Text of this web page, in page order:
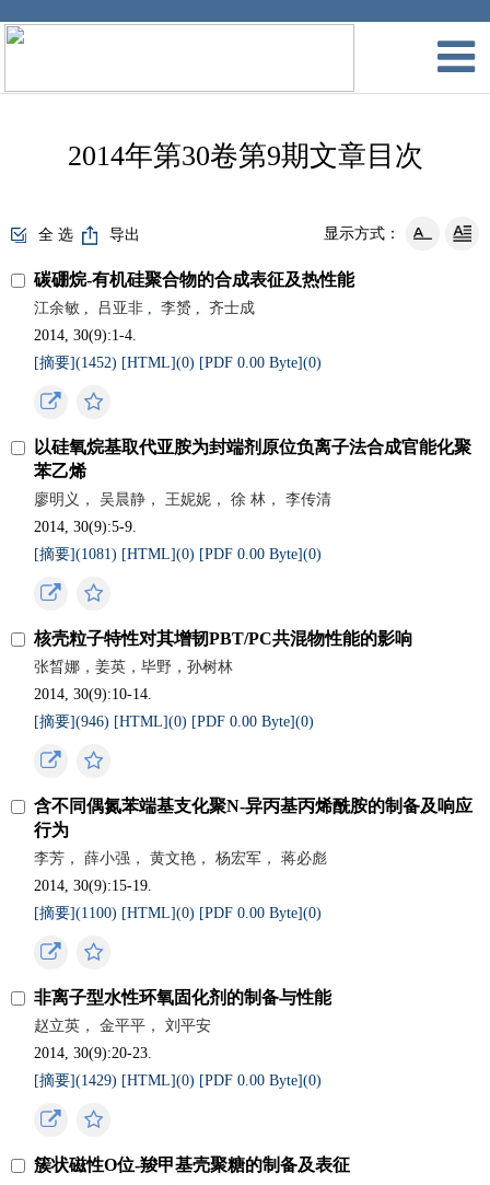
2014年第30卷第9期文章目次
全 选 导出 显示方式：
碳硼烷-有机硅聚合物的合成表征及热性能
江余敏 , 吕亚非 , 李赟 ,
齐士成
2014, 30(9):1-4.
[摘要](1452) [HTML](0) [PDF 0.00 Byte](0)
以硅氧烷基取代亚胺为封端剂原位负离子法合成官能化聚
苯乙烯
廖明义， 吴晨静， 王妮妮， 徐 林， 李传清
2014, 30(9):5-9.
[摘要](1081) [HTML](0) [PDF 0.00 Byte](0)
核壳粒子特性对其增韧PBT/PC共混物性能的影响
张晳娜，姜英，毕野，孙树林
2014, 30(9):10-14.
[摘要](946) [HTML](0) [PDF 0.00 Byte](0)
含不同偶氮苯端基支化聚N-异丙基丙烯酰胺的制备及响应
行为
李芳， 薛小强， 黄文艳， 杨宏军， 蒋必彪
2014, 30(9):15-19.
[摘要](1100) [HTML](0) [PDF 0.00 Byte](0)
非离子型水性环氧固化剂的制备与性能
赵立英， 金平平， 刘平安
2014, 30(9):20-23.
[摘要](1429) [HTML](0) [PDF 0.00 Byte](0)
簇状磁性O位-羧甲基壳聚糖的制备及表征